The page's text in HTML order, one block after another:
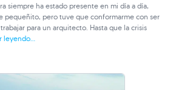
siempre ha estado presente en mi día a día,
pequeñito, pero tuve que conformarme con ser
para un arquitecto. Hasta que la crisis
leyendo...